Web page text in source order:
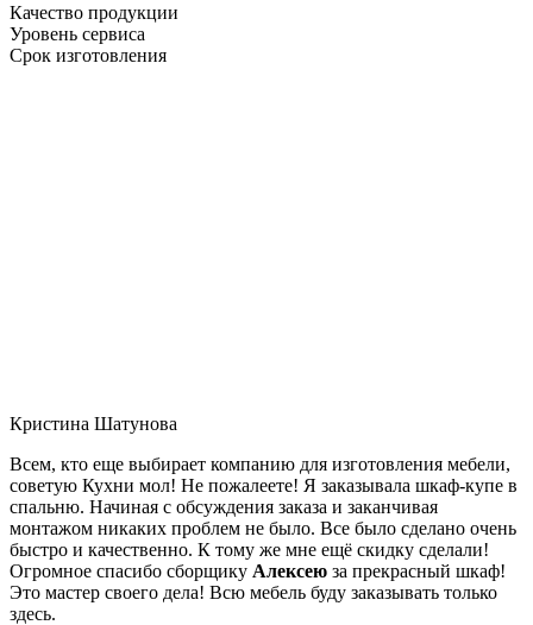
Качество продукции
Уровень сервиса
Срок изготовления
Кристина Шатунова
Всем, кто еще выбирает компанию для изготовления мебели,
советую Кухни мол! Не пожалеете! Я заказывала шкаф-купе в
спальню. Начиная с обсуждения заказа и заканчивая
монтажом никаких проблем не было. Все было сделано очень
быстро и качественно. К тому же мне ещё скидку сделали!
Огромное спасибо сборщику Алексею за прекрасный шкаф!
Это мастер своего дела! Всю мебель буду заказывать только
здесь.